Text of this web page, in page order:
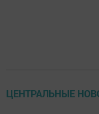
ЦЕНТРАЛЬНЫЕ